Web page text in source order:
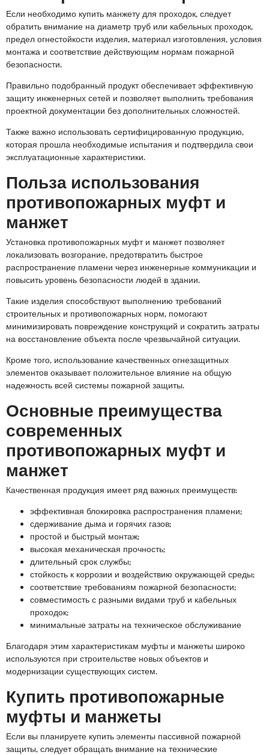
Если необходимо купить манжету для проходок, следует
обратить внимание на диаметр труб или кабельных проходок,
предел огнестойкости изделия, материал изготовления, условия
монтажа и соответствие действующим нормам пожарной
безопасности.
Правильно подобранный продукт обеспечивает эффективную
защиту инженерных сетей и позволяет выполнить требования
проектной документации без дополнительных сложностей.
Также важно использовать сертифицированную продукцию,
которая прошла необходимые испытания и подтвердила свои
эксплуатационные характеристики.
Польза использования
противопожарных муфт и
манжет
Установка противопожарных муфт и манжет позволяет
локализовать возгорание, предотвратить быстрое
распространение пламени через инженерные коммуникации и
повысить уровень безопасности людей в здании.
Такие изделия способствуют выполнению требований
строительных и противопожарных норм, помогают
минимизировать повреждение конструкций и сократить затраты
на восстановление объекта после чрезвычайной ситуации.
Кроме того, использование качественных огнезащитных
элементов оказывает положительное влияние на общую
надежность всей системы пожарной защиты.
Основные преимущества
современных
противопожарных муфт и
манжет
Качественная продукция имеет ряд важных преимуществ:
эффективная блокировка распространения пламени;
сдерживание дыма и горячих газов;
простой и быстрый монтаж;
высокая механическая прочность;
длительный срок службы;
стойкость к коррозии и воздействию окружающей среды;
соответствие требованиям пожарной безопасности;
совместимость с разными видами труб и кабельных
проходок;
минимальные затраты на техническое обслуживание
Благодаря этим характеристикам муфты и манжеты широко
используются при строительстве новых объектов и
модернизации существующих систем.
Купить противопожарные
муфты и манжеты
Если вы планируете купить элементы пассивной пожарной
защиты, следует обращать внимание на технические